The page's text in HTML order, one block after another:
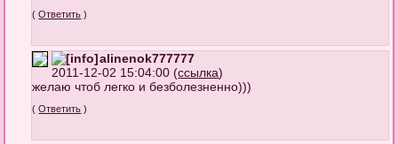
(Ответить )
alinenok777777
2011-12-02 15:04:00 (ссылка)
желаю чтоб легко и безболезненно)))
(Ответить )